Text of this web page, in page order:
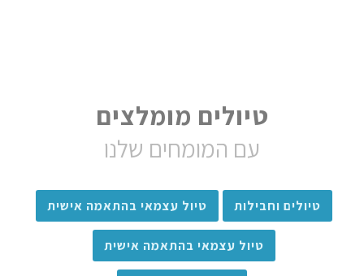
טיולים מומלצים
עם המומחים שלנו
טיולים וחבילות טיול עצמאי בהתאמה אישית
טיול עצמאי בהתאמה אישית